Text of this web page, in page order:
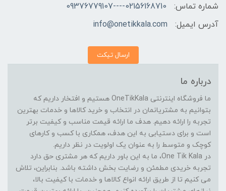
شماره تماس:
02156168710----09376779107
آدرس ایمیل:
info@onetikkala.com
ارسال تیکت
درباره ما
ما فروشگاه اینترنتی OneTikKala هستیم و افتخار داریم که
بتوانیم به مشتریانمان در انتخاب و خرید کالاها و خدمات بهترین
تجربه را ارائه دهیم. هدف ما ارائه قیمت مناسب و کیفیت برتر
است و برای دستیابی به این هدف، همکاری با کسب و کارهای
کوچک و متوسط را به عنوان یک اولویت در نظر داریم.
در One Tik Kala، ما به این باور داریم که هر مشتری حق دارد
تجربه خریدی مطمئن و رضایت بخش داشته باشد. بنابراین، تلاش
می کنیم تا از طریق ارائه انواع کالاها و خدمات با کیفیت بالا،